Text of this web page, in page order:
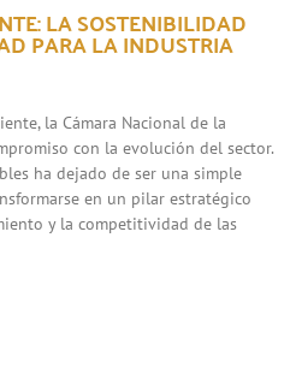
LA SOSTENIBILIDAD
PARA LA INDUSTRIA
la Cámara Nacional de la
con la evolución del sector.
ha dejado de ser una simple
en un pilar estratégico
y la competitividad de las